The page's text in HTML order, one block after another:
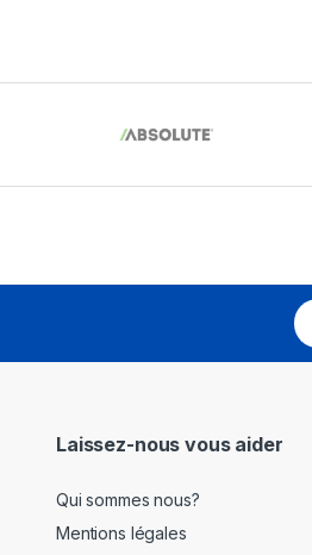
E
m
Laissez-nous vous aider
Qui sommes nous?
Mentions légales